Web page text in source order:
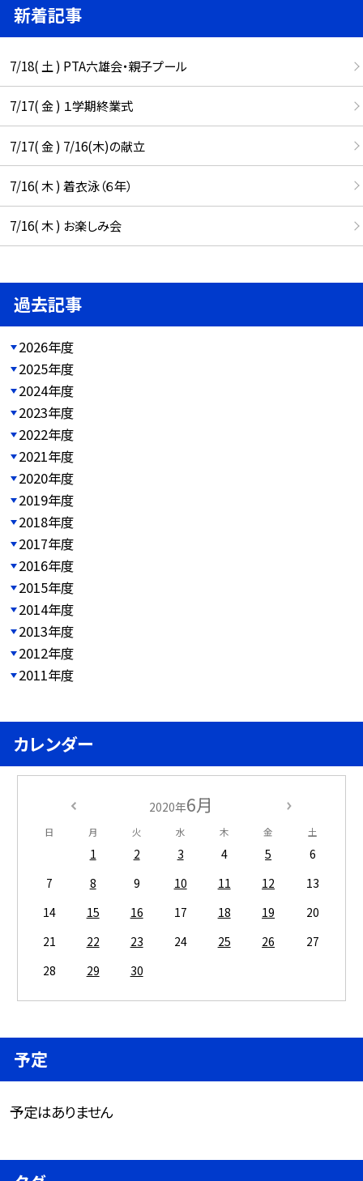
新着記事
7/18( 土 ) PTA六雄会・親子プール
7/17( 金 ) １学期終業式
7/17( 金 ) 7/16(木)の献立
7/16( 木 ) 着衣泳（６年）
7/16( 木 ) お楽しみ会
過去記事
2026年度
2025年度
2024年度
2023年度
2022年度
2021年度
2020年度
2019年度
2018年度
2017年度
2016年度
2015年度
2014年度
2013年度
2012年度
2011年度
カレンダー
2020年6月
日 月 火 水 木 金 土
1 2 3 4 5
6
7
8 9 10 11 12
13
14
15 16 17 18 19
20
21
22 23 24 25 26
27
28
29 30
予定
予定はありません